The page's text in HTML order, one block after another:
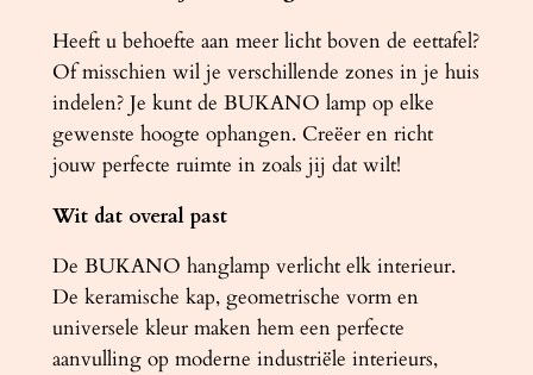
Heeft u behoefte aan meer licht boven de eettafel?
Of misschien wil je verschillende zones in je huis
indelen? Je kunt de BUKANO lamp op elke
gewenste hoogte ophangen. Creëer en richt
jouw perfecte ruimte in zoals jij dat wilt!
Wit dat overal past
De BUKANO hanglamp verlicht elk interieur.
De keramische kap, geometrische vorm en
universele kleur maken hem een ​​perfecte
aanvulling op moderne industriële interieurs,